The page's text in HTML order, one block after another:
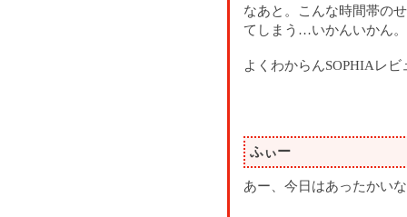
なあと。こんな時間帯の
てしまう…いかんいかん
よくわからんSOPHIAレ
ふぃー
あー、今日はあったかい